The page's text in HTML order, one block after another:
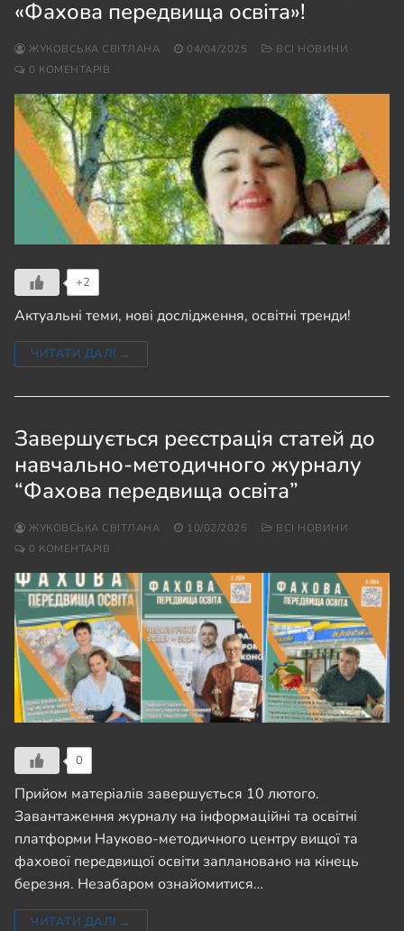
«Фахова передвища освіта»!
ЖУКОВСЬКА СВІТЛАНА 04/04/2025
ВСІ НОВИНИ
0 КОМЕНТАРІВ
+2
Актуальні теми, нові дослідження, освітні тренди!
ЧИТАТИ ДАЛІ →
Завершується реєстрація статей до
навчально-методичного журналу
“Фахова передвища освіта”
ЖУКОВСЬКА СВІТЛАНА 10/02/2025
ВСІ НОВИНИ
0 КОМЕНТАРІВ
0
Прийом матеріалів завершується 10 лютого.
Завантаження журналу на інформаційні та освітні
платформи Науково-методичного центру вищої та
фахової передвищої освіти заплановано на кінець
березня. Незабаром ознайомитися…
ЧИТАТИ ДАЛІ →